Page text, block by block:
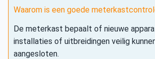
Waarom is een goede
De meterkast bepaalt of nieuwe
installaties of uitbreidingen veilig
aangesloten.